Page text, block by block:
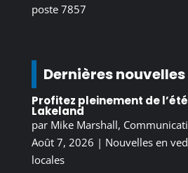
poste 7857
Dernières nouvelles
Profitez pleinement de
Lakeland
par Mike Marshall,
Août 7, 2026 | Nouvelles en
locales